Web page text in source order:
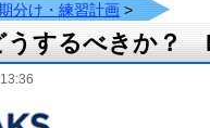
分け・練習計画 >
うするべきか？